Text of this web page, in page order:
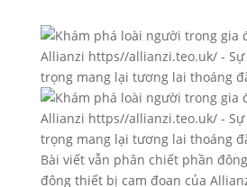
Bài viết vẫn phân chiết phần
đông thiết bị cam đoan của